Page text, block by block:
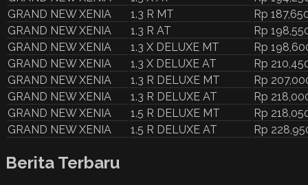
GRAND NEW XENIA
1.3 R MT
Rp
GRAND NEW XENIA
1.3 R AT
Rp
GRAND NEW XENIA
1.3 X DELUXE MT
Rp
GRAND NEW XENIA
1.3 X DELUXE AT
Rp
GRAND NEW XENIA
1.3 R DELUXE MT
Rp
GRAND NEW XENIA
1.3 R DELUXE AT
Rp
GRAND NEW XENIA
1.5 R DELUXE MT
Rp
GRAND NEW XENIA
1.5 R DELUXE AT Rp
Berita Terbaru